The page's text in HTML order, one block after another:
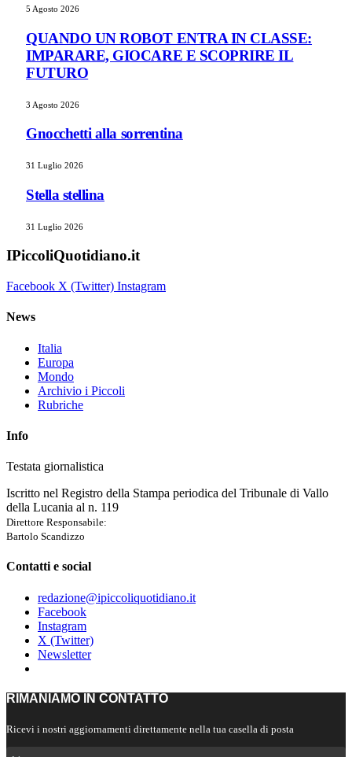
5 Agosto 2026
QUANDO UN ROBOT ENTRA IN CLASSE:
IMPARARE, GIOCARE E SCOPRIRE IL
FUTURO
3 Agosto 2026
Gnocchetti alla sorrentina
31 Luglio 2026
Stella stellina
31 Luglio 2026
IPiccoliQuotidiano.it
Facebook X (Twitter) Instagram
News
Italia
Europa
Mondo
Archivio i Piccoli
Rubriche
Info
Testata giornalistica
Iscritto nel Registro della Stampa periodica del Tribunale di Vallo
della Lucania al n. 119
Direttore Responsabile:
Bartolo Scandizzo
Contatti e social
redazione@ipiccoliquotidiano.it
Facebook
Instagram
X (Twitter)
Newsletter
RIMANIAMO IN CONTATTO
Ricevi i nostri aggiornamenti direttamente nella tua casella di posta